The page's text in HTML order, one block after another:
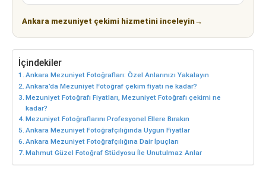
Ankara mezuniyet çekimi hizmetini inceleyin→
İçindekiler
Ankara Mezuniyet Fotoğrafları: Özel Anlarınızı Yakalayın
Ankara’da Mezuniyet Fotoğraf çekim fiyatı ne kadar?
Mezuniyet Fotoğrafı Fiyatları, Mezuniyet Fotoğrafı çekimi ne
kadar?
Mezuniyet Fotoğraflarını Profesyonel Ellere Bırakın
Ankara Mezuniyet Fotoğrafçılığında Uygun Fiyatlar
Ankara Mezuniyet Fotoğrafçılığına Dair İpuçları
Mahmut Güzel Fotoğraf Stüdyosu İle Unutulmaz Anlar